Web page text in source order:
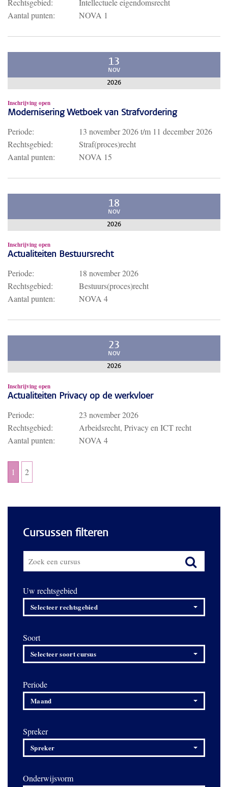
Rechtsgebied:
Intellectuele eigendomsrecht
Aantal punten:
NOVA 1
13
NOV
2026
Inschrijving open
Modernisering Wetboek van Strafvordering
Periode: 13 november 2026t/m 11 december 2026
Rechtsgebied:
Straf(proces)recht
Aantal punten:
NOVA 15
18
NOV
2026
Inschrijving open
Actualiteiten Bestuursrecht
Periode:
18 november 2026
Rechtsgebied:
Bestuurs(proces)recht
Aantal punten:
NOVA 4
23
NOV
2026
Inschrijving open
Actualiteiten Privacy op de werkvloer
Periode:
23 november 2026
Rechtsgebied:
Arbeidsrecht, Privacy en ICT recht
Aantal punten:
NOVA 4
1 2
Cursussen filteren
Uw rechtsgebied
Selecteer rechtsgebied
Soort
Selecteer soort cursus
Periode
Maand
Spreker
Spreker
Onderwijsvorm